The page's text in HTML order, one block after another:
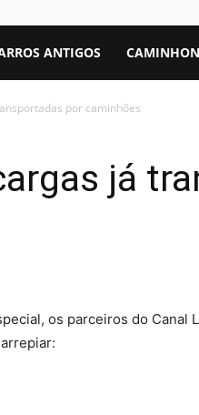
ANTIGOS
por caminhões
já
os parceiros do